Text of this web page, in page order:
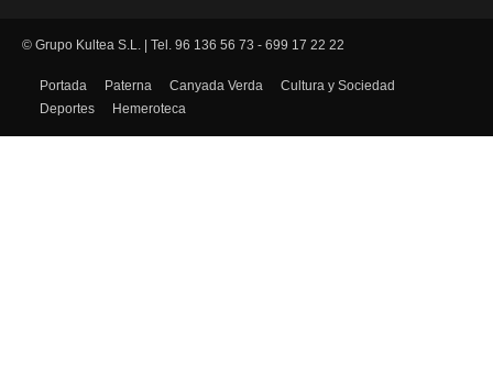
SÍGUENOS
© Grupo Kultea S.L. | Tel. 96 136 56 73 - 699 17 22 22
Portada Paterna Canyada Verda
Cultura y Sociedad
Deportes
Hemeroteca